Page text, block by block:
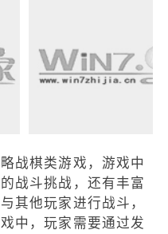
战棋类游戏，游戏中
战斗挑战，还有丰富
其他玩家进行战斗，
中，玩家需要通过发